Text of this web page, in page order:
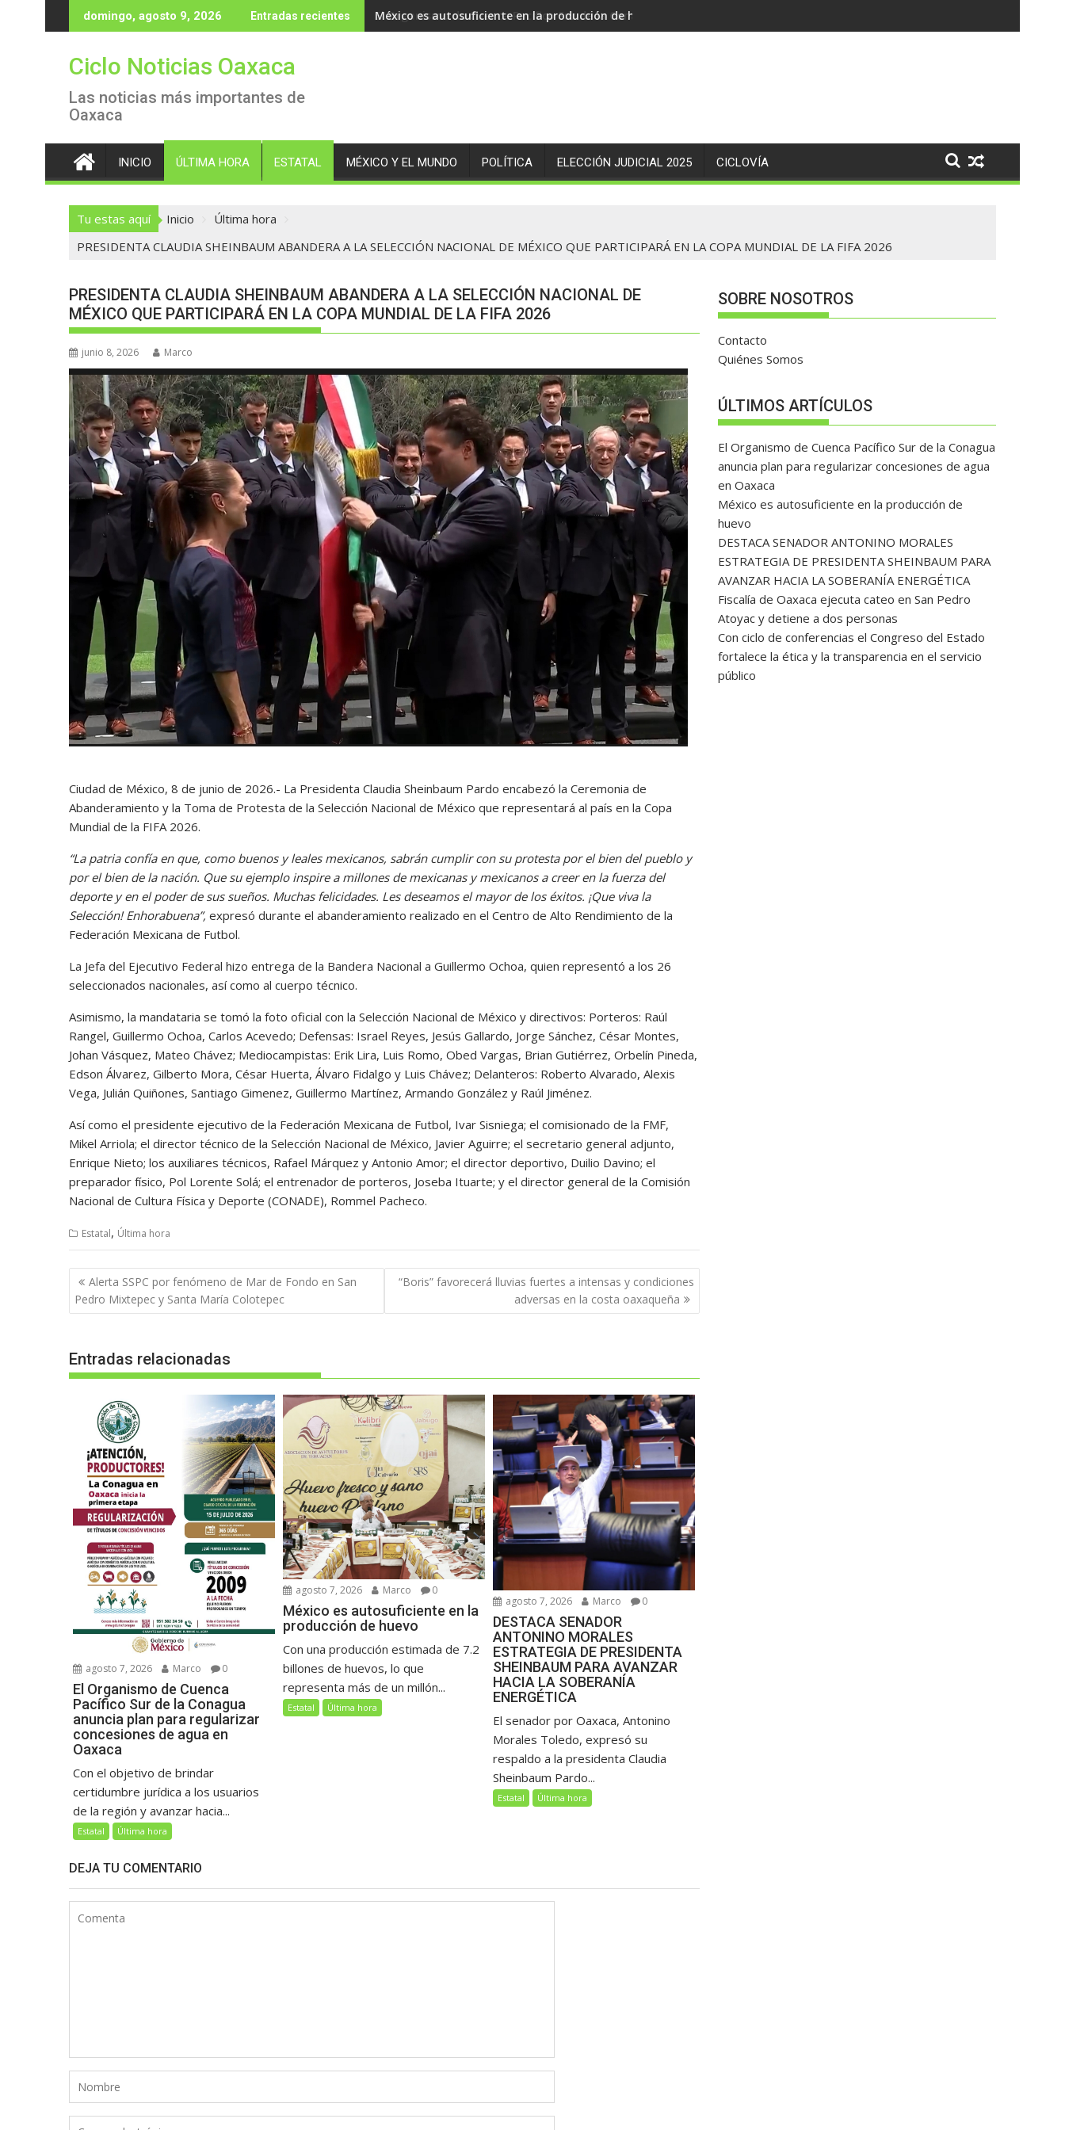
al
domingo, agosto 9, 2026 Entradas recientes México es autosuficiente en la producción de huevo
Ciclo Noticias Oaxaca
Las noticias más importantes de
Oaxaca
INICIO ÚLTIMA HORA ESTATAL MÉXICO Y EL MUNDO POLÍTICA ELECCIÓN JUDICIAL 2025 CICLOVÍA
Tu estas aquí Inicio
Última hora
PRESIDENTA CLAUDIA SHEINBAUM ABANDERA A LA SELECCIÓN NACIONAL DE MÉXICO QUE PARTICIPARÁ EN LA COPA MUNDIAL DE LA FIFA 2026
PRESIDENTA CLAUDIA SHEINBAUM ABANDERA A LA SELECCIÓN NACIONAL DE
MÉXICO QUE PARTICIPARÁ EN LA COPA MUNDIAL DE LA FIFA 2026
junio 8, 2026 Marco
Ciudad de México, 8 de junio de 2026.- La Presidenta Claudia Sheinbaum Pardo encabezó la Ceremonia de
Abanderamiento y la Toma de Protesta de la Selección Nacional de México que representará al país en la Copa
Mundial de la FIFA 2026.
“La patria confía en que, como buenos y leales mexicanos, sabrán cumplir con su protesta por el bien del pueblo y
por el bien de la nación. Que su ejemplo inspire a millones de mexicanas y mexicanos a creer en la fuerza del
deporte y en el poder de sus sueños. Muchas felicidades. Les deseamos el mayor de los éxitos. ¡Que viva la
Selección! Enhorabuena”, expresó durante el abanderamiento realizado en el Centro de Alto Rendimiento de la
Federación Mexicana de Futbol.
La Jefa del Ejecutivo Federal hizo entrega de la Bandera Nacional a Guillermo Ochoa, quien representó a los 26
seleccionados nacionales, así como al cuerpo técnico.
Asimismo, la mandataria se tomó la foto oficial con la Selección Nacional de México y directivos: Porteros: Raúl
Rangel, Guillermo Ochoa, Carlos Acevedo; Defensas: Israel Reyes, Jesús Gallardo, Jorge Sánchez, César Montes,
Johan Vásquez, Mateo Chávez; Mediocampistas: Erik Lira, Luis Romo, Obed Vargas, Brian Gutiérrez, Orbelín Pineda,
Edson Álvarez, Gilberto Mora, César Huerta, Álvaro Fidalgo y Luis Chávez; Delanteros: Roberto Alvarado, Alexis
Vega, Julián Quiñones, Santiago Gimenez, Guillermo Martínez, Armando González y Raúl Jiménez.
Así como el presidente ejecutivo de la Federación Mexicana de Futbol, Ivar Sisniega; el comisionado de la FMF,
Mikel Arriola; el director técnico de la Selección Nacional de México, Javier Aguirre; el secretario general adjunto,
Enrique Nieto; los auxiliares técnicos, Rafael Márquez y Antonio Amor; el director deportivo, Duilio Davino; el
preparador físico, Pol Lorente Solá; el entrenador de porteros, Joseba Ituarte; y el director general de la Comisión
Nacional de Cultura Física y Deporte (CONADE), Rommel Pacheco.
Estatal, Última hora
Navegación
de
entradas
Alerta SSPC por fenómeno de Mar de Fondo en San
Pedro Mixtepec y Santa María Colotepec
“Boris” favorecerá lluvias fuertes a intensas y condiciones
adversas en la costa oaxaqueña
Entradas relacionadas
agosto 7, 2026 Marco 0
El Organismo de Cuenca
Pacífico Sur de la Conagua
anuncia plan para regularizar
concesiones de agua en
Oaxaca
Con el objetivo de brindar
certidumbre jurídica a los usuarios
de la región y avanzar hacia...
Estatal Última hora
agosto 7, 2026 Marco 0
México es autosuficiente en la
producción de huevo
Con una producción estimada de 7.2
billones de huevos, lo que
representa más de un millón...
Estatal Última hora
agosto 7, 2026 Marco 0
DESTACA SENADOR
ANTONINO MORALES
ESTRATEGIA DE PRESIDENTA
SHEINBAUM PARA AVANZAR
HACIA LA SOBERANÍA
ENERGÉTICA
El senador por Oaxaca, Antonino
Morales Toledo, expresó su
respaldo a la presidenta Claudia
Sheinbaum Pardo...
Estatal Última hora
DEJA TU COMENTARIO
SOBRE NOSOTROS
Contacto
Quiénes Somos
ÚLTIMOS ARTÍCULOS
El Organismo de Cuenca Pacífico Sur de la Conagua
anuncia plan para regularizar concesiones de agua
en Oaxaca
México es autosuficiente en la producción de
huevo
DESTACA SENADOR ANTONINO MORALES
ESTRATEGIA DE PRESIDENTA SHEINBAUM PARA
AVANZAR HACIA LA SOBERANÍA ENERGÉTICA
Fiscalía de Oaxaca ejecuta cateo en San Pedro
Atoyac y detiene a dos personas
Con ciclo de conferencias el Congreso del Estado
fortalece la ética y la transparencia en el servicio
público